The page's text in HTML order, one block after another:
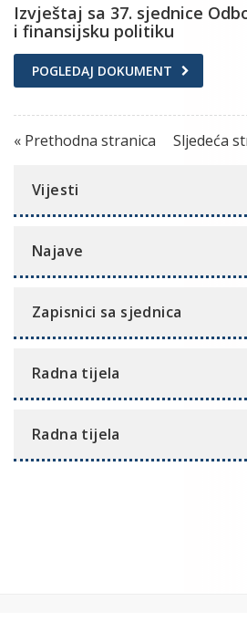
Izvještaj sa 37. sjednice
i finansijsku politiku
POGLEDAJ DOKUMENT
« Prethodna stranica Sljedeća
Vijesti
Najave
Zapisnici sa sjednica
Radna tijela
Radna tijela